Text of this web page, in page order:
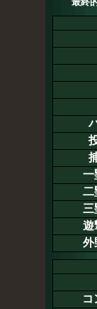
一
二
三
遊
外
コ